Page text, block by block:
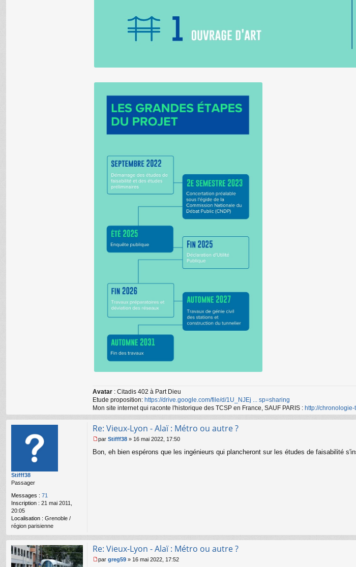
Avatar : Citadis 402 à Part Dieu
Etude proposition: https://drive.google.com/file/d/1U_NJEj ... sp=sharing
Mon site internet qui raconte l'historique des TCSP en France, SAUF PARIS : http://chronologie-
Stifff38
Passager
Messages : 71
Inscription : 21 mai 2011,
20:05
Localisation : Grenoble /
région parisienne
Re: Vieux-Lyon - Alaï : Métro ou autre ?
e
par Stifff38 » 16 mai 2022, 17:50
Bon, eh bien espérons que les ingénieurs qui plancheront sur les études de faisabilité
Re: Vieux-Lyon - Alaï : Métro ou autre ?
par greg59 » 16 mai 2022, 17:52